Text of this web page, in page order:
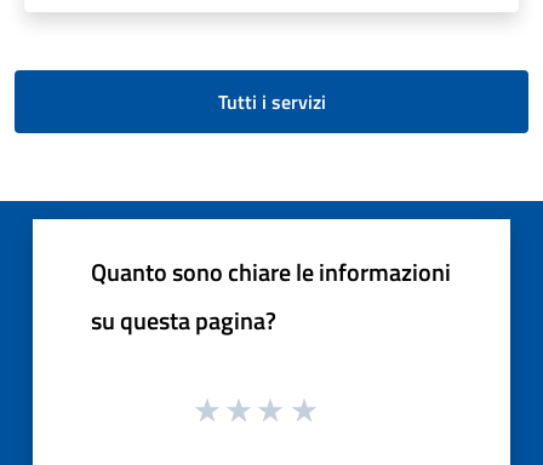
Tutti i servizi
Quanto sono chiare le informazioni
su questa pagina?